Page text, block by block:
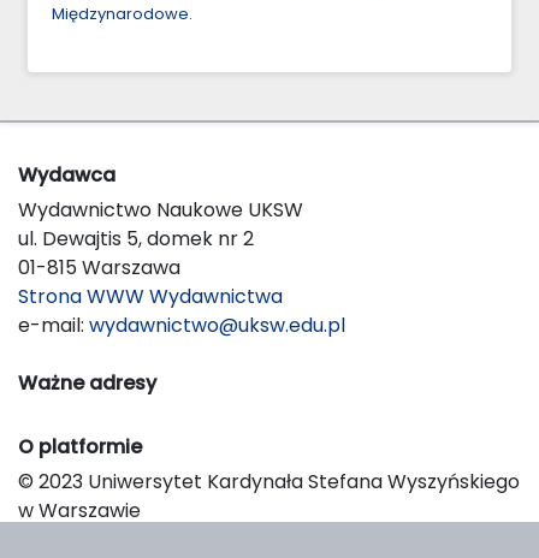
Międzynarodowe.
Wydawca
Wydawnictwo Naukowe UKSW
ul. Dewajtis 5, domek nr 2
01-815 Warszawa
Strona WWW Wydawnictwa
e-mail: wydawnictwo@uksw.edu.pl
Ważne adresy
O platformie
© 2023 Uniwersytet Kardynała Stefana Wyszyńskiego
w Warszawie